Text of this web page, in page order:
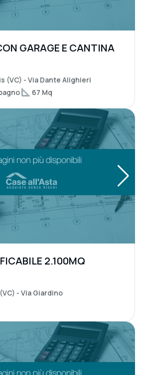
GARAGE E CANTINA
(VC) - Via Dante Alighieri
67 Mq
2.100MQ
- Via Giardino